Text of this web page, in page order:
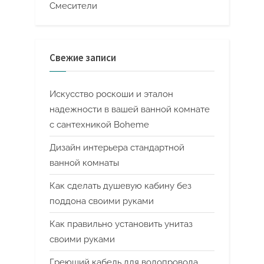
Смесители
Свежие записи
Искусство роскоши и эталон
надежности в вашей ванной комнате
с сантехникой Boheme
Дизайн интерьера стандартной
ванной комнаты
Как сделать душевую кабину без
поддона своими руками
Как правильно установить унитаз
своими руками